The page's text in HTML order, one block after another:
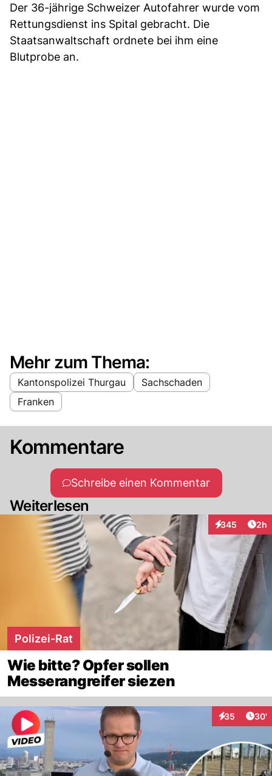
Der 36-jährige Schweizer Autofahrer wurde vom
Rettungsdienst ins Spital gebracht. Die
Staatsanwaltschaft ordnete bei ihm eine
Blutprobe an.
Mehr zum Thema:
Kantonspolizei Thurgau
Sachschaden
Franken
Kommentare
Schreibe einen Kommentar
Weiterlesen
345
Interaktionen
2h
Polizei-Rat
Wie bitte? Opfer sollen
Messerangreifer siezen
35
Interaktionen
30'